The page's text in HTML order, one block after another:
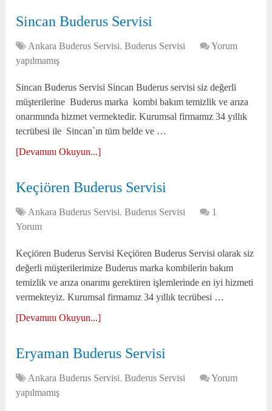
Sincan Buderus Servisi
Ankara Buderus Servisi,Buderus Servisi
Yorum
yapılmamış
Sincan Buderus Servisi Sincan Buderus servisi siz değerli
müşterilerine Buderus marka kombi bakım temizlik ve arıza
onarımında hizmet vermektedir. Kurumsal firmamız 34 yıllık
tecrübesi ile Sincan`ın tüm belde ve …
[Devamını Okuyun...]
Keçiören Buderus Servisi
Ankara Buderus Servisi,Buderus Servisi
1
Yorum
Keçiören Buderus Servisi Keçiören Buderus Servisi olarak siz
değerli müşterilerimize Buderus marka kombilerin bakım
temizlik ve arıza onarımı gerektiren işlemlerinde en iyi hizmeti
vermekteyiz. Kurumsal firmamız 34 yıllık tecrübesi …
[Devamını Okuyun...]
Eryaman Buderus Servisi
Ankara Buderus Servisi,Buderus Servisi
Yorum
yapılmamış